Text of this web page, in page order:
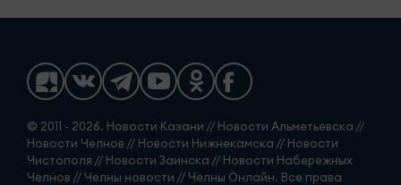
© 2011 - 2026. Новости Казани // Новости Альметьевска //
Новости Челнов // Новости Нижнекамска // Новости
Чистополя // Новости Заинска // Новости Набережных
Челнов // Челны новости // Челны Онлайн. Все права